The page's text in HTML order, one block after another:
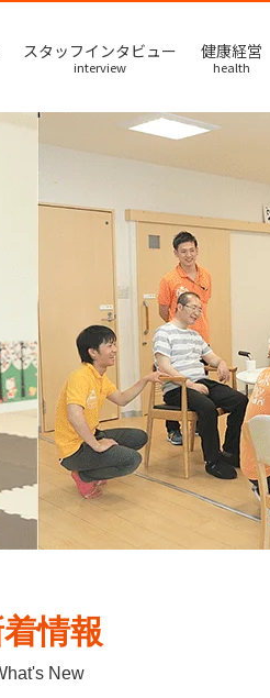
スタッフインタビュー
interview
健康経営
health
情報
New